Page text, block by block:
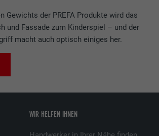
Gewichts der PREFA Produkte wird das
und Fassade zum Kinderspiel – und der
macht auch optisch einiges her.
WIR HELFEN IHNEN
2 Jahre
Verwendet vom Social-Networking-Dienst
LinkedIn für die Verfolgung der